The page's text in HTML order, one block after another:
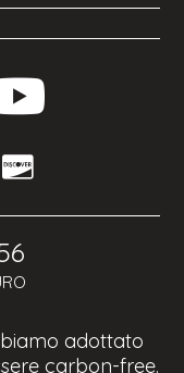
adottato
carbon-free.